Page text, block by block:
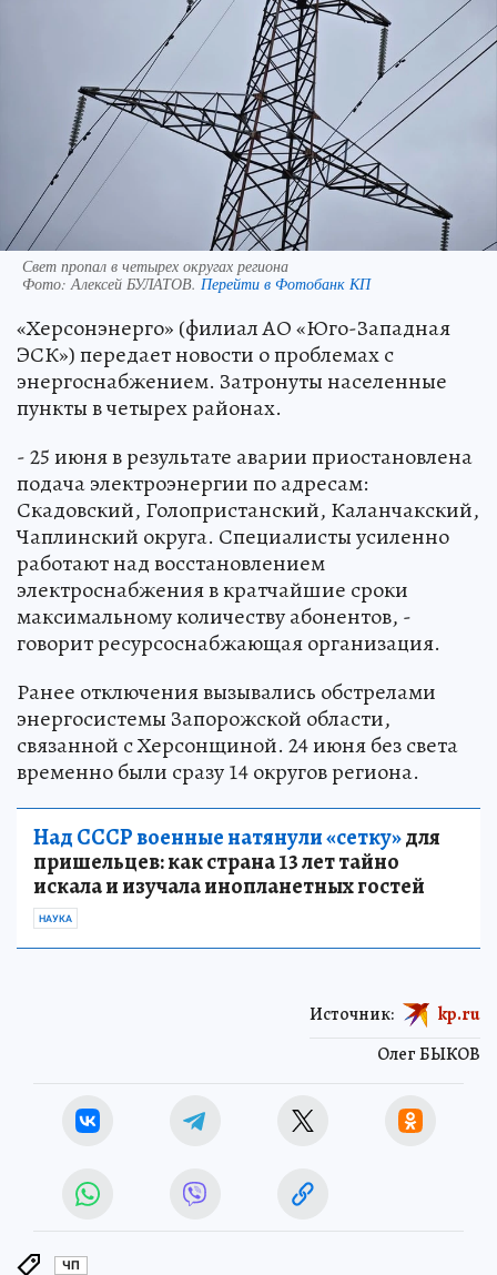
Свет пропал в четырех округах региона
Фото: Алексей БУЛАТОВ. Перейти в Фотобанк КП
«Херсонэнерго» (филиал АО «Юго-Западная
ЭСК») передает новости о проблемах с
энергоснабжением. Затронуты населенные
пункты в четырех районах.
- 25 июня в результате аварии приостановлена
подача электроэнергии по адресам:
Скадовский, Голопристанский, Каланчакский,
Чаплинский округа. Специалисты усиленно
работают над восстановлением
электроснабжения в кратчайшие сроки
максимальному количеству абонентов, -
говорит ресурсоснабжающая организация.
Ранее отключения вызывались обстрелами
энергосистемы Запорожской области,
связанной с Херсонщиной. 24 июня без света
временно были сразу 14 округов региона.
Над СССР военные натянули «сетку»для
пришельцев: как страна 13 лет тайно
искала и изучала инопланетных гостей
НАУКА
Олег БЫКОВ
Источник: kp.ru
ЧП